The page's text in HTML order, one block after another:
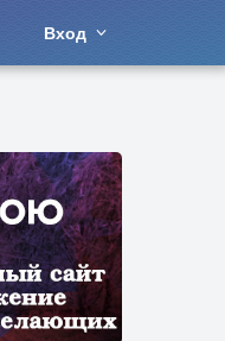
Вход